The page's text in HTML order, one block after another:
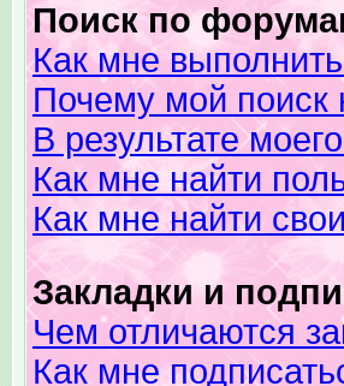
Поиск по
Как мне
Почему мой поиск
В результате
Как мне найти
Как мне найти
Закладки и
Чем отличаются
Как мне